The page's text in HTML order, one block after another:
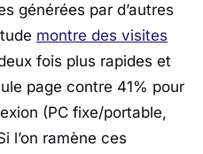
générées par d’autres
montre des visites
fois plus rapides et
page contre 41% pour
(PC fixe/portable,
l’on ramène ces